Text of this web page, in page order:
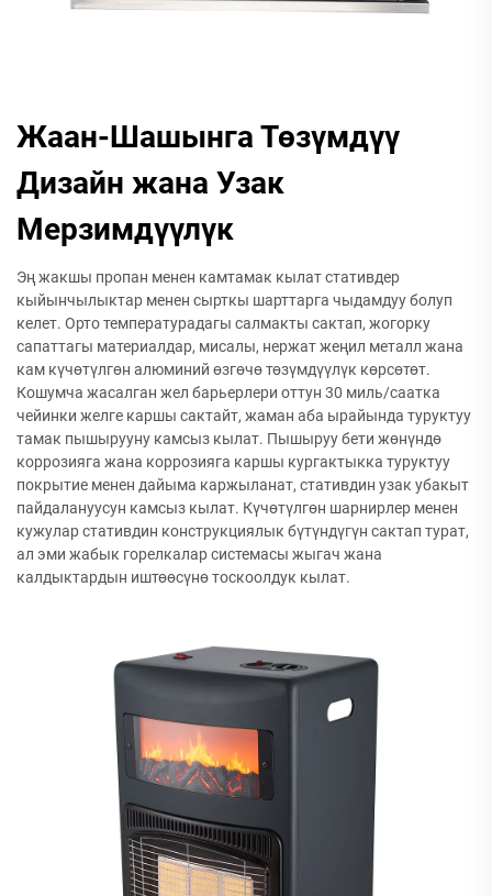
Жаан-Шашынга Төзүмдүү
Дизайн жана Узак
Мерзимдүүлүк
Эң жакшы пропан менен камтамак кылат стативдер
кыйынчылыктар менен сырткы шарттарга чыдамдуу болуп
келет. Орто температурадагы салмакты сактап, жогорку
сапаттагы материалдар, мисалы, нержат жеңил металл жана
кам күчөтүлгөн алюминий өзгөчө төзүмдүүлүк көрсөтөт.
Кошумча жасалган жел барьерлери оттун 30 миль/саатка
чейинки желге каршы сактайт, жаман аба ырайында туруктуу
тамак пышырууну камсыз кылат. Пышыруу бети жөнүндө
коррозияга жана коррозияга каршы кургактыкка туруктуу
покрытие менен дайыма каржыланат, стативдин узак убакыт
пайдалануусун камсыз кылат. Күчөтүлгөн шарнирлер менен
кужулар стативдин конструкциялык бүтүндүгүн сактап турат,
ал эми жабык горелкалар системасы жыгач жана
калдыктардын иштөөсүнө тоскоолдук кылат.